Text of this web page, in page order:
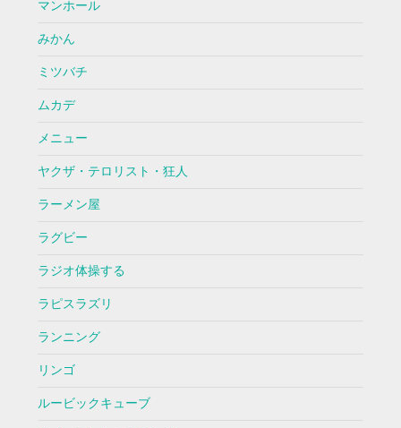
マンホール
みかん
ミツバチ
ムカデ
メニュー
ヤクザ・テロリスト・狂人
ラーメン屋
ラグビー
ラジオ体操する
ラピスラズリ
ランニング
リンゴ
ルービックキューブ